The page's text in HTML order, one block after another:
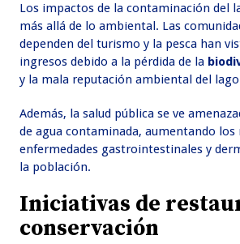
Los impactos de la contaminación del
más allá de lo ambiental. Las
dependen del turismo y la pesca han
ingresos debido a la pérdida de la
y la mala reputación ambiental del
Además, la salud pública se ve
de agua contaminada, aumentando los
enfermedades gastrointestinales y
la población.
Iniciativas de
conservación